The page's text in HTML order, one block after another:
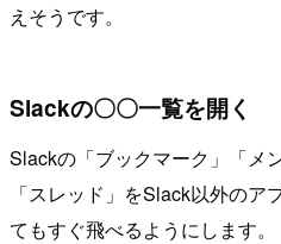
えそうです。
Slackの〇〇一覧を開く
Slackの「ブックマーク」「メ
「スレッド」をSlack以外の
てもすぐ飛べるようにします。